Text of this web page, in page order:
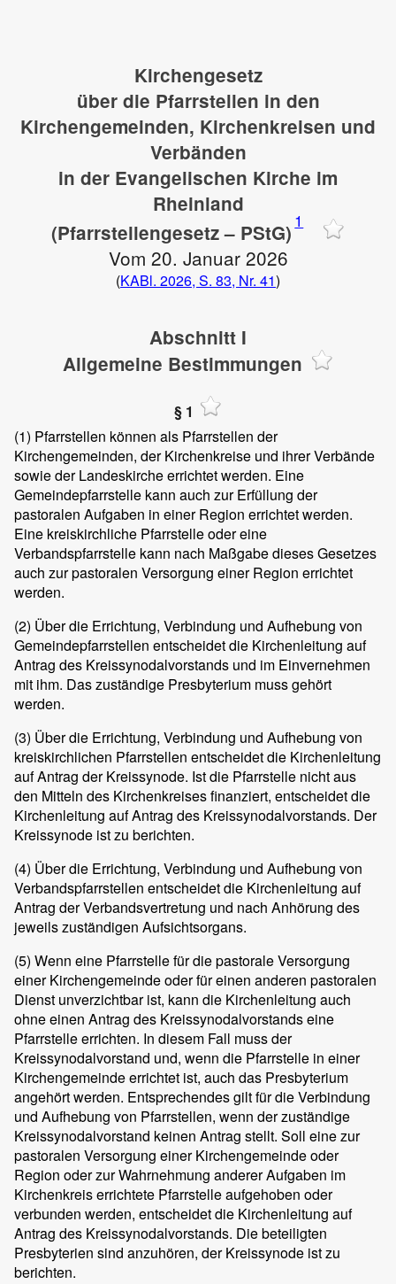
Kirchengesetz
über die Pfarrstellen in den
Kirchengemeinden, Kirchenkreisen und
Verbänden
in der Evangelischen Kirche im
Rheinland
(Pfarrstellengesetz – PStG) 1
Vom 20. Januar 2026
(KABl. 2026, S. 83, Nr. 41)
Abschnitt I
Allgemeine Bestimmungen
§ 1
(1) Pfarrstellen können als Pfarrstellen der
Kirchengemeinden, der Kirchenkreise und ihrer Verbände
sowie der Landeskirche errichtet werden. Eine
Gemeindepfarrstelle kann auch zur Erfüllung der
pastoralen Aufgaben in einer Region errichtet werden.
Eine kreiskirchliche Pfarrstelle oder eine
Verbandspfarrstelle kann nach Maßgabe dieses Gesetzes
auch zur pastoralen Versorgung einer Region errichtet
werden.
(2) Über die Errichtung, Verbindung und Aufhebung von
Gemeindepfarrstellen entscheidet die Kirchenleitung auf
Antrag des Kreissynodalvorstands und im Einvernehmen
mit ihm. Das zuständige Presbyterium muss gehört
werden.
(3) Über die Errichtung, Verbindung und Aufhebung von
kreiskirchlichen Pfarrstellen entscheidet die Kirchenleitung
auf Antrag der Kreissynode. Ist die Pfarrstelle nicht aus
den Mitteln des Kirchenkreises finanziert, entscheidet die
Kirchenleitung auf Antrag des Kreissynodalvorstands. Der
Kreissynode ist zu berichten.
(4) Über die Errichtung, Verbindung und Aufhebung von
Verbandspfarrstellen entscheidet die Kirchenleitung auf
Antrag der Verbandsvertretung und nach Anhörung des
jeweils zuständigen Aufsichtsorgans.
(5) Wenn eine Pfarrstelle für die pastorale Versorgung
einer Kirchengemeinde oder für einen anderen pastoralen
Dienst unverzichtbar ist, kann die Kirchenleitung auch
ohne einen Antrag des Kreissynodalvorstands eine
Pfarrstelle errichten. In diesem Fall muss der
Kreissynodalvorstand und, wenn die Pfarrstelle in einer
Kirchengemeinde errichtet ist, auch das Presbyterium
angehört werden. Entsprechendes gilt für die Verbindung
und Aufhebung von Pfarrstellen, wenn der zuständige
Kreissynodalvorstand keinen Antrag stellt. Soll eine zur
pastoralen Versorgung einer Kirchengemeinde oder
Region oder zur Wahrnehmung anderer Aufgaben im
Kirchenkreis errichtete Pfarrstelle aufgehoben oder
verbunden werden, entscheidet die Kirchenleitung auf
Antrag des Kreissynodalvorstands. Die beteiligten
Presbyterien sind anzuhören, der Kreissynode ist zu
berichten.